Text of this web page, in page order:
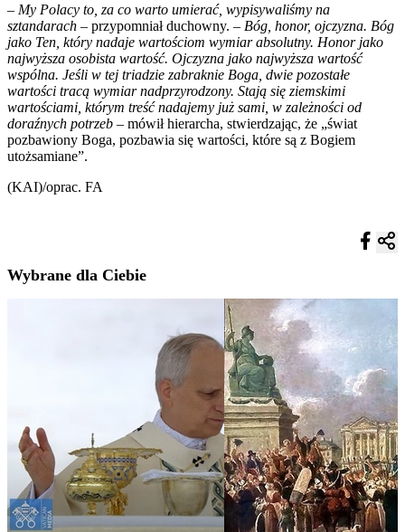
– My Polacy to, za co warto umierać, wypisywaliśmy na
sztandarach – przypomniał duchowny. – Bóg, honor, ojczyzna. Bóg
jako Ten, który nadaje wartościom wymiar absolutny. Honor jako
najwyższa osobista wartość. Ojczyzna jako najwyższa wartość
wspólna. Jeśli w tej triadzie zabraknie Boga, dwie pozostałe
wartości tracą wymiar nadprzyrodzony. Stają się ziemskimi
wartościami, którym treść nadajemy już sami, w zależności od
doraźnych potrzeb – mówił hierarcha, stwierdzając, że „świat
pozbawiony Boga, pozbawia się wartości, które są z Bogiem
utożsamiane”.
(KAI)/oprac. FA
Wybrane dla Ciebie